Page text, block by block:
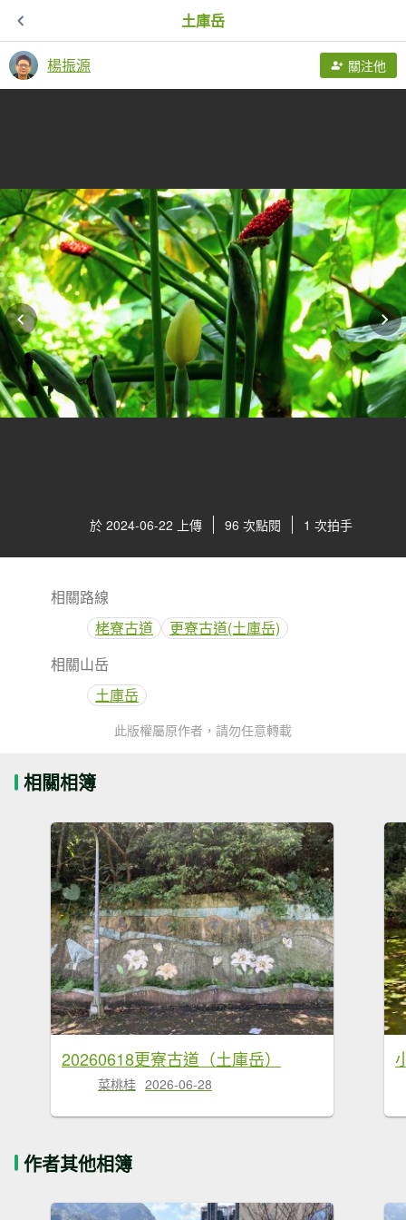
土庫岳
楊振源 關注他
於 2024-06-22 上傳 96 次點閱 1 次拍手
相關路線
栳寮古道
更寮古道(土庫岳)
相關山岳
土庫岳
此版權屬原作者，請勿任意轉載
相關相簿
20260618更寮古道（土庫岳）
菜桃桂 2026-06-28
作者其他相簿